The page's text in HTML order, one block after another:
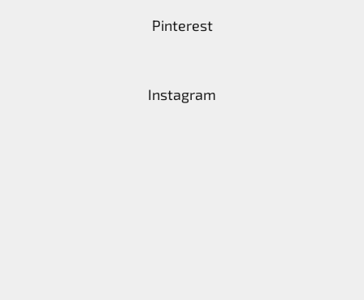
Pinterest
Instagram